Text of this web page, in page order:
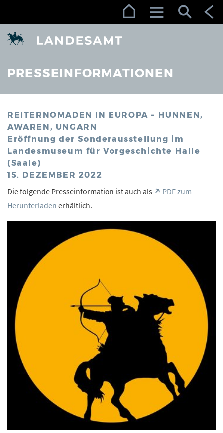
PRESSEINFORMATIONEN
REITERNOMADEN IN EUROPA – HUNNEN,
AWAREN, UNGARN
Eröffnung der Sonderausstellung im
Landesmuseum für Vorgeschichte Halle
(Saale)
15. DEZEMBER 2022
Die folgende Presseinformation ist auch als
PDF zum
Herunterladen erhältlich.